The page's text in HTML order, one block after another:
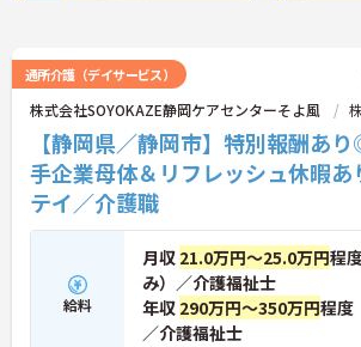
期待できます】
に評価されるため、目に見える形で還元されま
・努力がダイレクトに評価へつながる制度によ
仕事へのモチベーションを高めながら働けます
【チームでの情報共有が徹底されており、安心
業務に取り組める体制です】
・毎朝スタッフ全員でミーティングを行い、お
の体調や業務連絡を細やかに共有する仕組みが
ます。
・多職種連携で職種を超えて相談しやすい雰囲
もと、困った時もすぐにお互いをフォローし合
通所介護（デイサービス）
株式会社SOYOKAZE静岡ケアセンターそよ風
【静岡県／静岡市】特別報酬あ
手企業母体＆リフレッシュ休暇
テイ／介護職
給料
月収 21.0万円～25.0万円程
み）／介護福祉士
年収 290万円～350万円程度
／介護福祉士